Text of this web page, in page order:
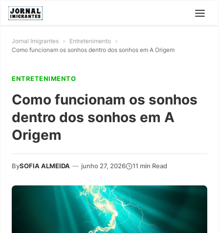
Jornal Imigrantes » Entretenimento »
Como funcionam os sonhos dentro dos sonhos em A Origem
ENTRETENIMENTO
Como funcionam os sonhos
dentro dos sonhos em A
Origem
BySOFIA ALMEIDA — junho 27, 2026 11 min Read